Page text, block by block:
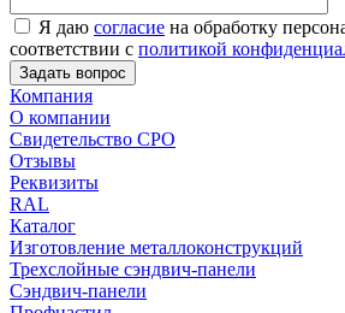
Я даю согласие на обработку
соответствии с политикой
Задать вопрос
Компания
О компании
Свидетельство СРО
Отзывы
Реквизиты
RAL
Каталог
Изготовление металлоконструкций
Трехслойные сэндвич-панели
Сэндвич-панели